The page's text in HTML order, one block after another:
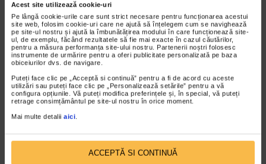
Acest site utilizează cookie-uri
Pe lângă cookie-urile care sunt strict necesare pentru funcționarea acestui
site web, folosim cookie-uri care ne ajută să înțelegem cum se navighează
pe site-ul nostru și ajută la îmbunătățirea modului în care funcționează site-
ul, de exemplu, făcând rezultatele să fie mai exacte în cazul căutărilor,
pentru a măsura performanța site-ului nostru. Partenerii noștri folosesc
instrumente de urmărire pentru a oferi publicitate personalizată pe baza
obiceiurilor dvs. de navigare.
Puteți face clic pe „Acceptă si continuă” pentru a fi de acord cu aceste
utilizări sau puteți face clic pe „Personalizează setările” pentru a vă
configura opțiunile. Vă puteți modifica preferințele și, în special, vă puteți
retrage consimțământul pe site-ul nostru în orice moment.
Mai multe detalii aici.
ACCEPTĂ SI CONTINUĂ
EVENIMENT ,
Catena – Farmacia inimii, partener strategic
al Forbes Kids FAMILYathlon
1.886 vizualizari
VIDEO